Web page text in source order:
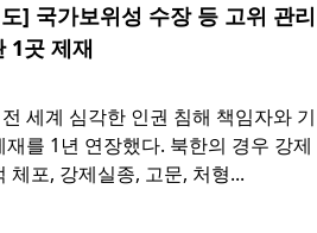
] 국가보위성 수장 등 고위 관리
1곳 제재
세계 심각한 인권 침해 책임자와 기
재를 1년 연장했다. 북한의 경우 강제
체포, 강제실종, 고문, 처형...